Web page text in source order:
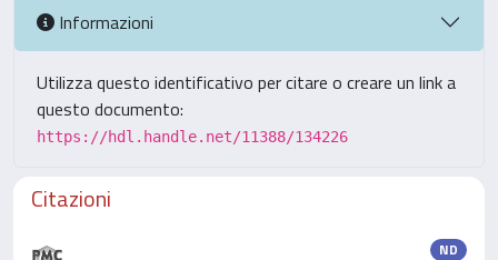
Informazioni
Utilizza questo identificativo per citare o creare un link a
questo documento:
https://hdl.handle.net/11388/134226
Citazioni
ND